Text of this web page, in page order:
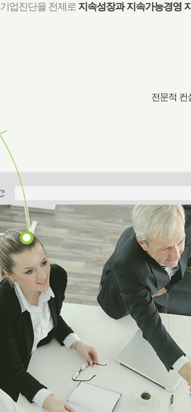
기업진단을 전제로 지속성장과 지속가능경영
전문적 컨